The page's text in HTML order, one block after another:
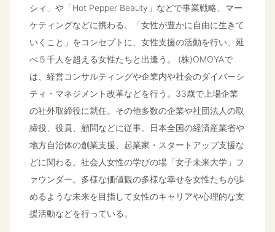
シィ」や「Hot Pepper Beauty」などで事業戦略、マー
ケティングなどに携わる。「女性が豊かに自由に生きて
いくこと」をコンセプトに、女性支援の活動を行い、延
べ５千人を超える女性たちと出逢う。 (株)OMOYAで
は、経営コンサルティングや企業内や社会のダイバーシ
ティ・マネジメント改革などを行う。33歳で上場企業
の社外取締役に就任。その他多数の企業や社団法人の取
締役、役員、顧問などに従事。日本全国の経済産業省や
地方自治体の創業支援、起業家・スタートアップ支援な
どに関わる。社会人女性の学びの場「女子未来大学」フ
ァウンダー。多様な価値観の多様な幸せを女性たちが歩
めるような未来を目指して女性のキャリアや心理的な支
援活動などを行っている。